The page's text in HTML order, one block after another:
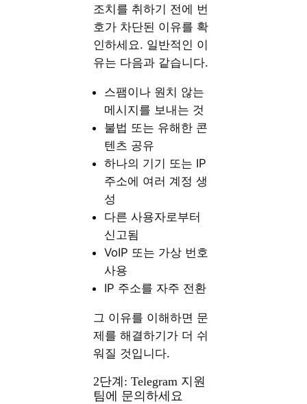
조치를 취하기 전에 번
호가 차단된 이유를 확
인하세요. 일반적인 이
유는 다음과 같습니다.
스팸이나 원치 않는
메시지를 보내는 것
불법 또는 유해한 콘
텐츠 공유
하나의 기기 또는 IP
주소에 여러 계정 생
성
다른 사용자로부터
신고됨
VoIP 또는 가상 번호
사용
IP 주소를 자주 전환
그 이유를 이해하면 문
제를 해결하기가 더 쉬
워질 것입니다.
2단계: Telegram 지원
팀에 문의하세요